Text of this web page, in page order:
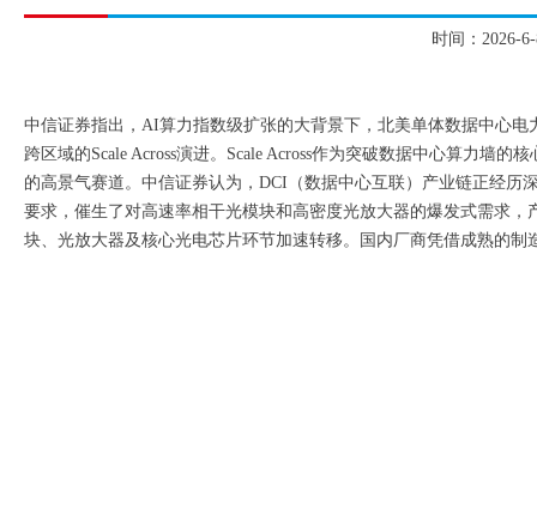
时间：2026-
中信证券指出，AI算力指数级扩张的大背景下，北美单体数据中心
跨区域的Scale Across演进。Scale Across作为突破数据中心算力墙
的高景气赛道。中信证券认为，DCI（数据中心互联）产业链正经
要求，催生了对高速率相干光模块和高密度光放大器的爆发式需求
块、光放大器及核心光电芯片环节加速转移。国内厂商凭借成熟的